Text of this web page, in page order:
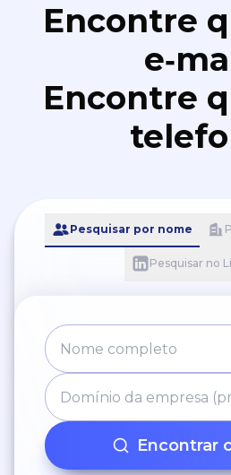
Encontre
Encontre
Pesquisar por nome
Pesquisar no
Encontrar